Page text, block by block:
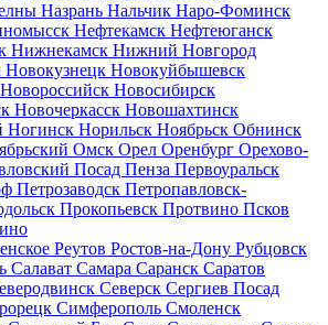
Назрань Нальчик Наро-Фоминск
Нефтекамск Нефтеюганск
Нижнекамск Нижний Новгород
Новокузнецк Новокуйбышевск
Новороссийск Новосибирск
Новочеркасск Новошахтинск
Ногинск Норильск Ноябрьск Обнинск
Омск Орел Оренбург Орехово-
Посад Пенза Первоуральск
Петрозаводск Петропавловск-
Прокопьевск Протвино Псков
Реутов Ростов-на-Дону Рубцовск
Салават Самара Саранск Саратов
Северск Сергиев Посад
Симферополь Смоленск